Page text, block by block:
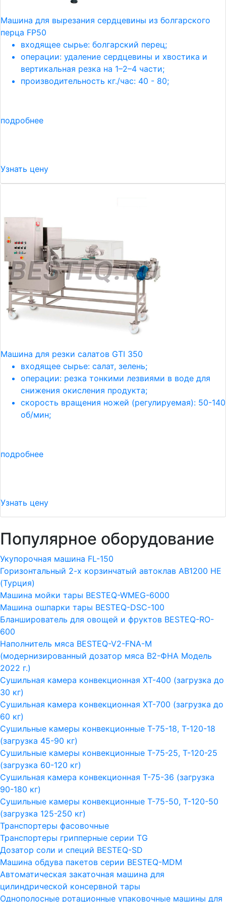
Машина для вырезания сердцевины из болгарского
перца FP50
входящее сырье: болгарский перец;
операции: удаление сердцевины и хвостика и
вертикальная резка на 1–2–4 части;
производительность кг./час: 40 - 80;
подробнее
Узнать цену
Машина для резки салатов GTI 350
входящее сырье: салат, зелень;
операции: резка тонкими лезвиями в воде для
снижения окисления продукта;
скорость вращения ножей (регулируемая): 50-140
об/мин;
подробнее
Узнать цену
Популярное оборудование
Укупорочная машина FL-150
Горизонтальный 2-х корзинчатый автоклав АВ1200 HE
(Турция)
Машина мойки тары BESTEQ-WMEG-6000
Машина ошпарки тары BESTEQ-DSC-100
Бланширователь для овощей и фруктов BESTEQ-RO-
600
Наполнитель мяса BESTEQ-V2-FNA-M
(модернизированный дозатор мяса В2-ФНА Модель
2022 г.)
Сушильная камера конвекционная ХТ-400 (загрузка до
30 кг)
Сушильная камера конвекционная ХТ-700 (загрузка до
60 кг)
Сушильные камеры конвекционные Т-75-18, Т-120-18
(загрузка 45-90 кг)
Сушильные камеры конвекционные Т-75-25, Т-120-25
(загрузка 60-120 кг)
Сушильная камера конвекционная Т-75-36 (загрузка
90-180 кг)
Сушильные камеры конвекционные Т-75-50, Т-120-50
(загрузка 125-250 кг)
Транспортеры фасовочные
Транспортеры грипперные серии TG
Дозатор соли и специй BESTEQ-SD
Машина обдува пакетов серии ВESTEQ-MDM
Автоматическая закаточная машина для
цилиндрической консервной тары
Однополосные ротационные упаковочные машины для